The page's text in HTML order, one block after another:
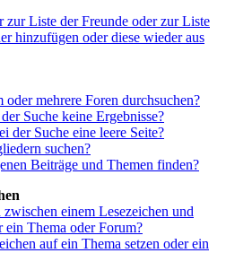
Liste der Freunde oder zur Liste
hinzufügen oder diese wieder aus
mehrere Foren durchsuchen?
Suche keine Ergebnisse?
der Suche eine leere Seite?
suchen?
Beiträge und Themen finden?
einem Lesezeichen und
ein Thema oder Forum?
auf ein Thema setzen oder ein